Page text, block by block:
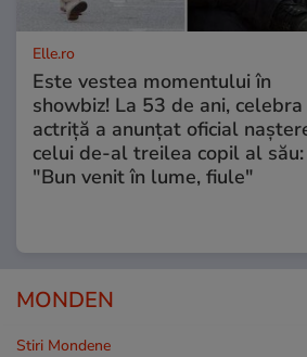
Elle.ro
Este vestea momentului în
showbiz! La 53 de ani, celebra
actriță a anunțat oficial
celui de-al treilea copil al său:
"Bun venit în lume, fiule"
MONDEN
Stiri Mondene